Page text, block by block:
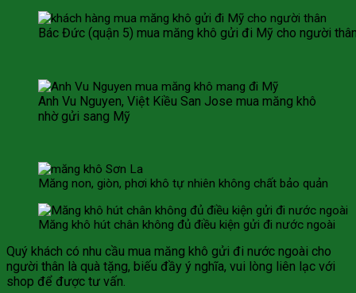
Bác Đức (quận 5) mua măng khô gửi đi Mỹ cho người
Anh Vu Nguyen, Việt Kiều San Jose mua măng khô
nhờ gửi sang Mỹ
Măng non, giòn, phơi khô tự nhiên không chất bảo quản
Măng khô hút chân không đủ điều kiện gửi đi nước ngoài
Quý khách có nhu cầu mua măng khô gửi đi nước ngoài cho
người thân là quà tặng, biếu đầy ý nghĩa, vui lòng liên lạc với
shop để được tư vấn.